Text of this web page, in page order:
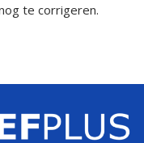
te corrigeren.